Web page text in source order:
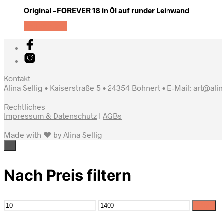
Original – FOREVER 18 in Öl auf runder Leinwand
Kontakt
Alina Sellig • Kaiserstraße 5 • 24354 Bohnert • E-Mail:
Rechtliches
Impressum & Datenschutz | AGBs
Made with ♥ by Alina Sellig
Nach Preis filtern